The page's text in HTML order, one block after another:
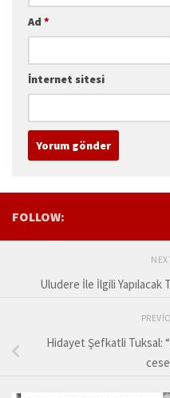
Ad *
İnternet sitesi
FOLLOW:
Uludere İle İlgili Yapılacak
Hidayet Şefkatli Tuksal: